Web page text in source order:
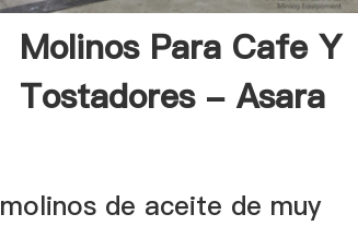
Molinos Para Cafe Y
Tostadores - Asara
molinos de aceite de muy